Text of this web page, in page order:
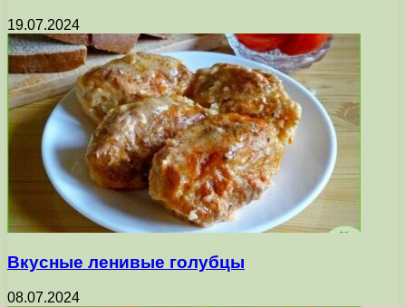
19.07.2024
Вкусные ленивые голубцы
08.07.2024